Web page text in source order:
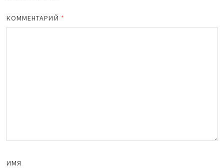
КОММЕНТАРИЙ *
ИМЯ